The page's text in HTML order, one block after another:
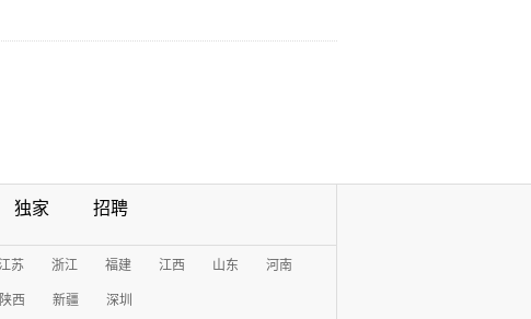
独家 招聘
苏 浙江 福建 江西 山东 河南
陕西 新疆 深圳